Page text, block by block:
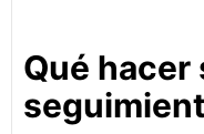
Qué hacer